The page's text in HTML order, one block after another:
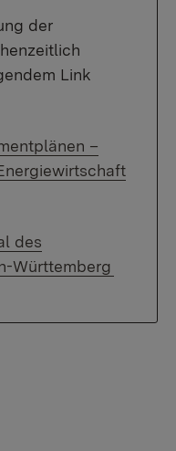
der
Link
–
des
Württemberg